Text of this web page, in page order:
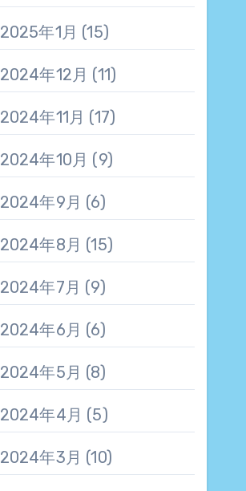
2025年1月 (15)
2024年12月 (11)
2024年11月 (17)
2024年10月 (9)
2024年9月 (6)
2024年8月 (15)
2024年7月 (9)
2024年6月 (6)
2024年5月 (8)
2024年4月 (5)
2024年3月 (10)